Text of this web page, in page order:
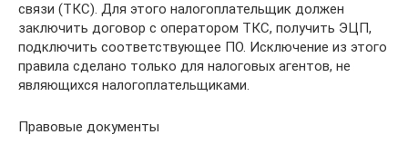
связи (ТКС). Для этого налогоплательщик должен
заключить договор с оператором ТКС, получить ЭЦП,
подключить соответствующее ПО. Исключение из этого
правила сделано только для налоговых агентов, не
являющихся налогоплательщиками.
Правовые документы